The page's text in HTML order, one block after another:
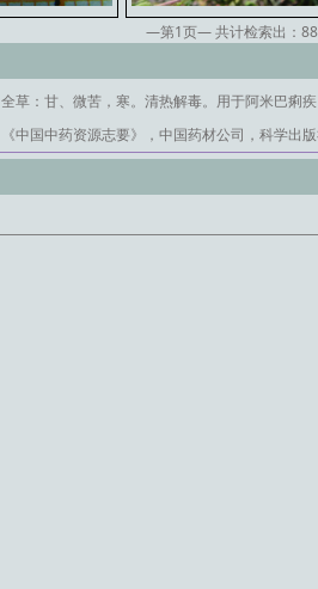
—第1页— 共计检索出： 88
全草：甘、微苦，寒。清热解毒。用于阿米巴痢
《中国中药资源志要》，中国药材公司，科学出